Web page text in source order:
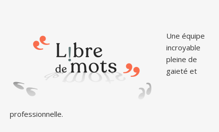
Une équipe
incroyable
pleine de
gaieté et
professionnelle.